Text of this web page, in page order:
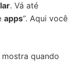
. Vá até
apps“. Aqui você
mostra quando